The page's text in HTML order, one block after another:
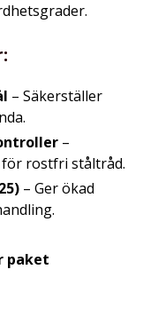
– Säkerställer
–
rostfri ståltråd.
– Ger ökad
paket